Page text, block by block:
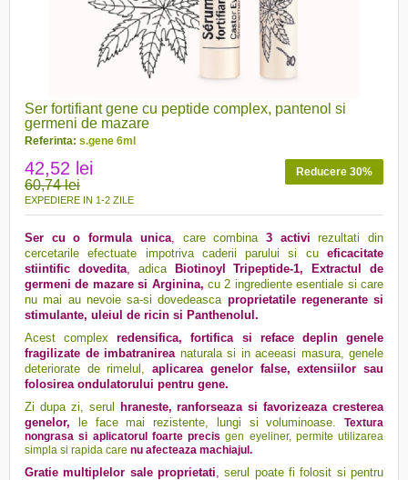
Ser fortifiant gene cu peptide complex, pantenol si
germeni de mazare
Referinta: s.gene 6ml
Reducere 30%
42,52 lei
60,74 lei
EXPEDIERE IN 1-2 ZILE
Ser cu o formula unica, care combina 3 activi rezultati din
cercetarile efectuate impotriva caderii parului si cu
eficacitate
stiintific dovedita, adica
Biotinoyl Tripeptide-1, Extractul de
germeni de mazare si Arginina, cu 2 ingrediente esentiale si care
nu mai au nevoie sa-si dovedeasca proprietatile regenerante si
stimulante, uleiul de ricin si Panthenolul.
Acest complexredensifica, fortifica si reface deplin genele
fragilizate de imbatranireanaturala si in aceeasi masura, genele
deteriorate de rimelul,aplicarea genelor false, extensiilor sau
folosirea ondulatorului pentru gene.
Zi dupa zi, serul
hraneste, ranforseaza si favorizeaza cresterea
genelor, le face mai rezistente, lungi si voluminoase. Textura
nongrasa si aplicatorul foarte precis gen eyeliner, permite utilizarea
simpla si rapida care nu afecteaza machiajul.
Gratie multiplelor sale proprietati,serul poate fi folosit si pentru